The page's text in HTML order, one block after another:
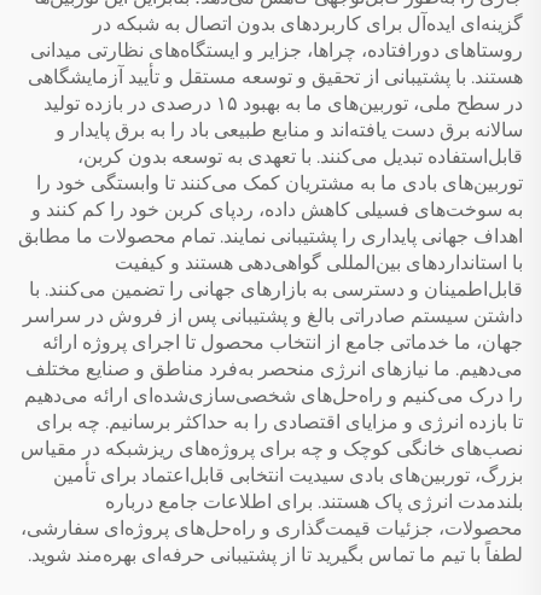
گزینه‌ای ایده‌آل برای کاربردهای بدون اتصال به شبکه در
روستاهای دورافتاده، چراها، جزایر و ایستگاه‌های نظارتی میدانی
هستند. با پشتیبانی از تحقیق و توسعه مستقل و تأیید آزمایشگاهی
در سطح ملی، توربین‌های ما به بهبود ۱۵ درصدی در بازده تولید
سالانه برق دست یافته‌اند و منابع طبیعی باد را به برق پایدار و
قابل‌استفاده تبدیل می‌کنند. با تعهدی به توسعه بدون کربن،
توربین‌های بادی ما به مشتریان کمک می‌کنند تا وابستگی خود را
به سوخت‌های فسیلی کاهش داده، ردپای کربن خود را کم کنند و
اهداف جهانی پایداری را پشتیبانی نمایند. تمام محصولات ما مطابق
با استانداردهای بین‌المللی گواهی‌دهی هستند و کیفیت
قابل‌اطمینان و دسترسی به بازارهای جهانی را تضمین می‌کنند. با
داشتن سیستم صادراتی بالغ و پشتیبانی پس از فروش در سراسر
جهان، ما خدماتی جامع از انتخاب محصول تا اجرای پروژه ارائه
می‌دهیم. ما نیازهای انرژی منحصر به‌فرد مناطق و صنایع مختلف
را درک می‌کنیم و راه‌حل‌های شخصی‌سازی‌شده‌ای ارائه می‌دهیم
تا بازده انرژی و مزایای اقتصادی را به حداکثر برسانیم. چه برای
نصب‌های خانگی کوچک و چه برای پروژه‌های ریزشبکه در مقیاس
بزرگ، توربین‌های بادی سیدیت انتخابی قابل‌اعتماد برای تأمین
بلندمدت انرژی پاک هستند. برای اطلاعات جامع درباره
محصولات، جزئیات قیمت‌گذاری و راه‌حل‌های پروژه‌ای سفارشی،
لطفاً با تیم ما تماس بگیرید تا از پشتیبانی حرفه‌ای بهره‌مند شوید.